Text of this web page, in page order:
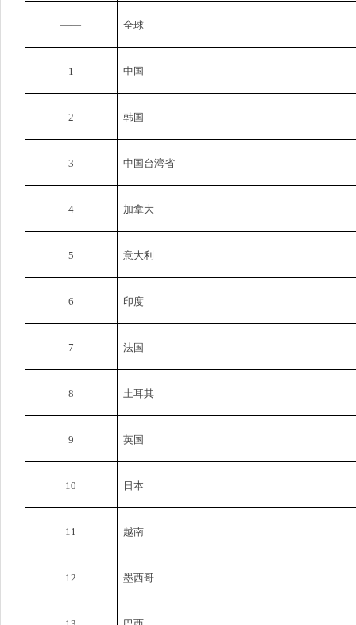
—— 全球
1 中国
2 韩国
3 中国台湾省
4 加拿大
5 意大利
6 印度
7 法国
8 土耳其
9 英国
10 日本
11 越南
12 墨西哥